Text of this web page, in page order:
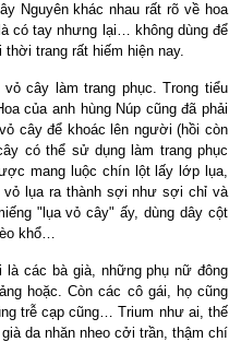
Nguyên khác nhau rất rõ về hoa
có tay nhưng lại… không dùng để
trang rất hiếm hiện nay.
cây làm trang phục. Trong tiểu
của anh hùng Núp cũng đã phải
cây để khoác lên người (hồi còn
có thể sử dụng làm trang phục
mang luộc chín lột lấy lớp lụa,
lụa ra thành sợi như sợi chỉ và
"lụa vỏ cây" ấy, dùng dây cột
khổ…
các bà già, những phụ nữ đông
hoặc. Còn các cô gái, họ cũng
trễ cạp cũng… Trium như ai, thế
da nhăn nheo cởi trần, thậm chí